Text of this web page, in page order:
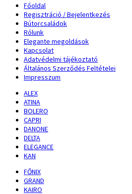
Főoldal
Regisztráció / Bejelentkezés
Bútorcsaládok
Rólunk
Elegante megoldások
Kapcsolat
Adatvédelmi tájékoztató
Általános Szerződés Feltételei
Impresszum
ALEX
ATINA
BOLERO
CAPRI
DANONE
DELTA
ELEGANCE
KAN
FŐNIX
GRAND
KAIRO